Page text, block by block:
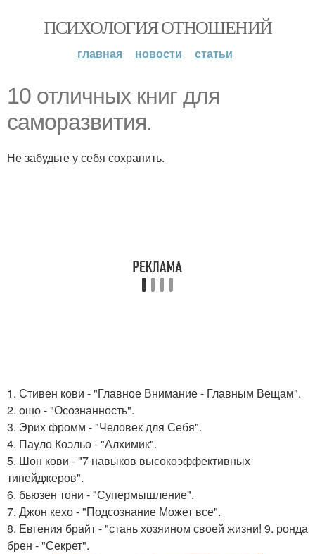
ПСИХОЛОГИЯ ОТНОШЕНИЙ
главная новости статьи
10 отличных книг для
саморазвития.
Не забудьте у себя сохранить.
1. Стивен кови - "Главное Внимание - Главным Вещам".
2. ошо - "Осознанность".
3. Эрих фромм - "Человек для Себя".
4. Пауло Коэльо - "Алхимик".
5. Шон кови - "7 навыков высокоэффективных
тинейджеров".
6. бьюзен тони - "Супермышление".
7. Джон кехо - "Подсознание Может все".
8. Евгения брайт - "стань хозяином своей жизни! 9. ронда
брен - "Секрет".